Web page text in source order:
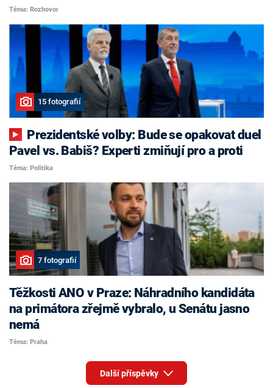
Téma: Rozhovor
15 fotografií
Pavel vs. Babiš? Experti zmiňují pro a proti
Téma: Politika
7 fotografií
Těžkosti ANO v Praze: Náhradního kandidáta
na primátora zřejmě vybralo, u Senátu jasno
nemá
Téma: Praha
Další příspěvky